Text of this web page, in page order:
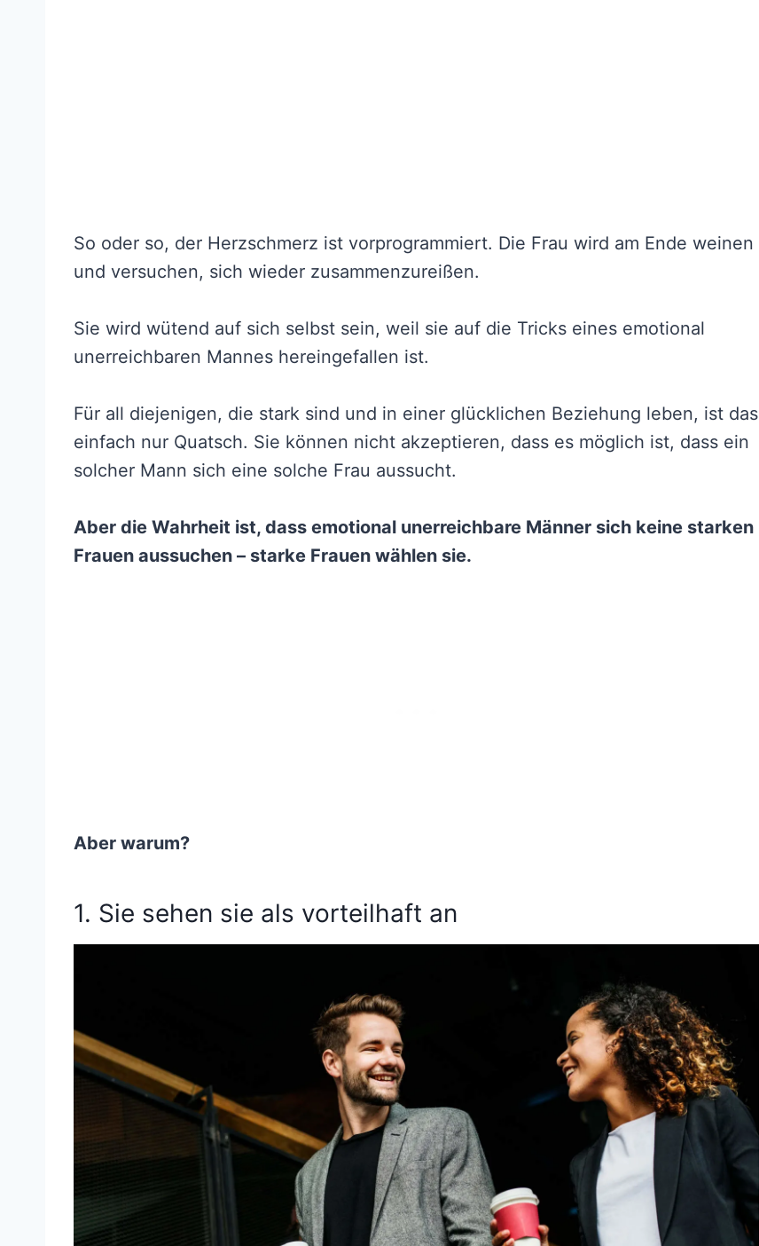
So oder so, der Herzschmerz ist vorprogrammiert. Die Frau wird am Ende weinen
und versuchen, sich wieder zusammenzureißen.
Sie wird wütend auf sich selbst sein, weil sie auf die Tricks eines emotional
unerreichbaren Mannes hereingefallen ist.
Für all diejenigen, die stark sind und in einer glücklichen Beziehung leben, ist das
einfach nur Quatsch. Sie können nicht akzeptieren, dass es möglich ist, dass ein
solcher Mann sich eine solche Frau aussucht.
Aber die Wahrheit ist, dass emotional unerreichbare Männer sich keine starken
Frauen aussuchen – starke Frauen wählen sie.
Aber warum?
1. Sie sehen sie als vorteilhaft an